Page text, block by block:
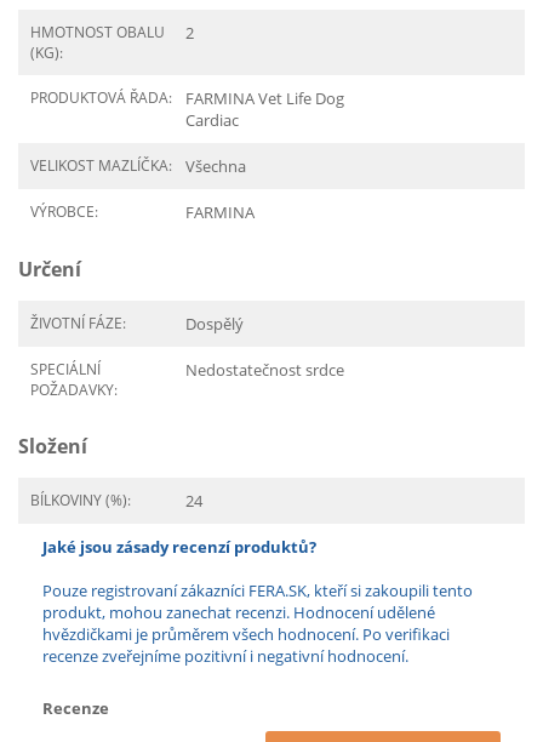
HMOTNOST OBALU
(KG):
2
PRODUKTOVÁ ŘADA:
FARMINA Vet Life Dog
Cardiac
VELIKOST MAZLÍČKA: Všechna
VÝROBCE: FARMINA
Určení
ŽIVOTNÍ FÁZE: Dospělý
SPECIÁLNÍ
POŽADAVKY:
Nedostatečnost srdce
Složení
BÍLKOVINY (%): 24
Jaké jsou zásady recenzí produktů?
Pouze registrovaní zákazníci FERA.SK, kteří si zakoupili tento
produkt, mohou zanechat recenzi. Hodnocení udělené
hvězdičkami je průměrem všech hodnocení. Po verifikaci
recenze zveřejníme pozitivní i negativní hodnocení.
Recenze